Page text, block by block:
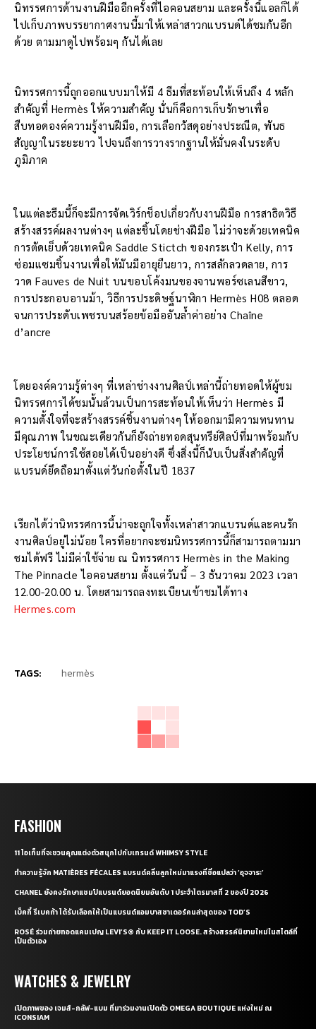
นิทรรศการด้านงานฝีมืออีกครั้งที่ไอคอนสยาม และครั้งนี้แอลก็ได้
ไปเก็บภาพบรรยากาศงานนี้มาให้เหล่าสาวกแบรนด์ได้ชมกันอีก
ด้วย ตามมาดูไปพร้อมๆ กันได้เลย
นิทรรศการนี้ถูกออกแบบมาให้มี 4 ธีมที่สะท้อนให้เห็นถึง 4 หลัก
สำคัญที่ Hermès ให้ความสำคัญ นั่นก็คือการเก็บรักษาเพื่อ
สืบทอดองค์ความรู้งานฝีมือ, การเลือกวัสดุอย่างประณีต, พันธ
สัญญาในระยะยาว ไปจนถึงการวางรากฐานให้มั่นคงในระดับ
ภูมิภาค
ในแต่ละธีมนี้ก็จะมีการจัดเวิร์กช็อปเกี่ยวกับงานฝีมือ การสาธิตวิธี
สร้างสรรค์ผลงานต่างๆ แต่ละชิ้นโดยช่างฝีมือ ไม่ว่าจะด้วยเทคนิค
การตัดเย็บด้วยเทคนิค Saddle Stictch ของกระเป๋า Kelly, การ
ซ่อมแซมชิ้นงานเพื่อให้มันมีอายุยืนยาว, การสลักลวดลาย, การ
วาด Fauves de Nuit บนขอบโค้งมนของจานพอร์ซเลนสีขาว,
การประกอบอานม้า, วิธีการประดิษฐ์นาฬิกา Hermès H08 ตลอด
จนการประดับเพชรบนสร้อยข้อมืออันล้ำค่าอย่าง Chaîne
d’ancre
โดยองค์ความรู้ต่างๆ ที่เหล่าช่างงานศิลป์เหล่านี้ถ่ายทอดให้ผู้ชม
นิทรรศการได้ชมนั้นล้วนเป็นการสะท้อนให้เห็นว่า Hermès มี
ความตั้งใจที่จะสร้างสรรค์ชิ้นงานต่างๆ ให้ออกมามีความทนทาน
มีคุณภาพ ในขณะเดียวกันก็ยังถ่ายทอดสุนทรีย์ศิลป์ที่มาพร้อมกับ
ประโยชน์การใช้สอยได้เป็นอย่างดี ซึ่งสิ่งนี้ก็นับเป็นสิ่งสำคัญที่
แบรนด์ยึดถือมาตั้งแต่วันก่อตั้งในปี 1837
เรียกได้ว่านิทรรศการนี้น่าจะถูกใจทั้งเหล่าสาวกแบรนด์และคนรัก
งานศิลป์อยู่ไม่น้อย ใครที่อยากจะชมนิทรรศการนี้ก็สามารถตามมา
ชมได้ฟรี ไม่มีค่าใช้จ่าย ณ นิทรรศการ Hermès in the Making
The Pinnacle ไอคอนสยาม ตั้งแต่วันนี้ – 3 ธันวาคม 2023 เวลา
12.00-20.00 น. โดยสามารถลงทะเบียนเข้าชมได้ทาง
Hermes.com
TAGS: hermès
FASHION
11 ไอเท็มที่จะชวนคุณแต่งตัวสนุกไปกับเทรนด์ WHIMSY STYLE
ทำความรู้จัก MATIÈRES FÉCALES แบรนด์คลื่นลูกใหม่มาแรงที่ชื่อแปลว่า ‘อุจจาระ’
CHANEL ยังคงรักษาแชมป์แบรนด์ยอดนิยมอันดับ 1 ประจำไตรมาสที่ 2 ของปี 2026
เบ็คกี้ รีเบคก้า ได้รับเลือกให้เป็นแบรนด์แอมบาสซาเดอร์คนล่าสุดของ TOD’S
ROSÉ ร่วมถ่ายทอดแคมเปญ LEVI’S® กับ KEEP IT LOOSE. สร้างสรรค์นิยามใหม่ในสไตล์ที่
เป็นตัวเอง
WATCHES & JEWELRY
เปิดภาพของ เจมส์-กลัฟ-แบม ที่มาร่วมงานเปิดตัว OMEGA BOUTIQUE แห่งใหม่ ณ
ICONSIAM